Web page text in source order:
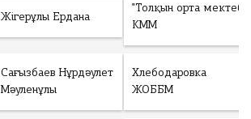
Жігерұлы Ердана
"Толқын орта мектебі"
КММ
Сағызбаев Нұрдәулет
Мәуленұлы
Хлебодаровка
ЖОББМ